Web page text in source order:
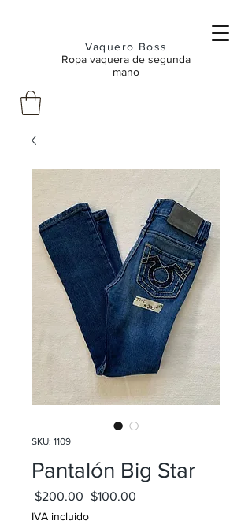
Vaquero Boss
Ropa vaquera de segunda
mano
SKU: 1109
Pantalón Big Star
$200.00 Precio
$100.00
IVA incluido